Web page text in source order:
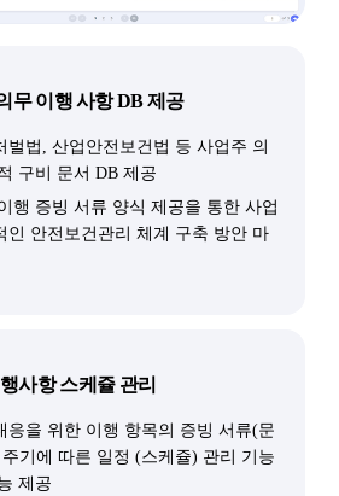
무 이행 사항 DB 제공
벌법, 산업안전보건법 등 사업주 의
구비 문서 DB 제공
행 증빙 서류 양식 제공을 통한 사업
인 안전보건관리 체계 구축 방안 마
사항 스케쥴 관리
응을 위한 이행 항목의 증빙 서류(문
기에 따른 일정 (스케쥴) 관리 기능
제공